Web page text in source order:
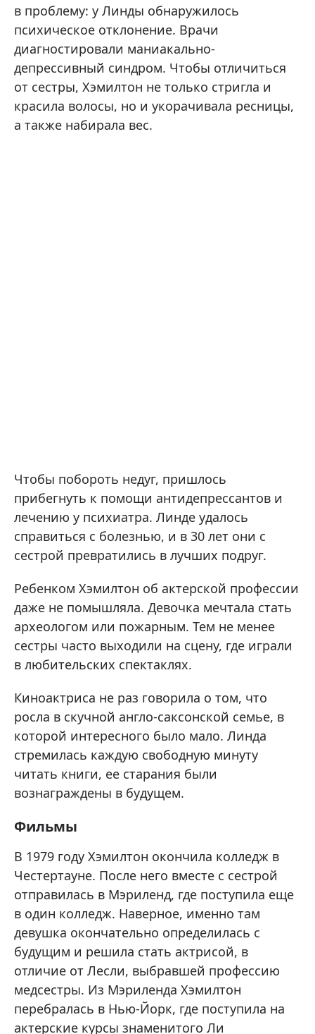
в проблему: у Линды обнаружилось
психическое отклонение. Врачи
диагностировали маниакально-
депрессивный синдром. Чтобы отличиться
от сестры, Хэмилтон не только стригла и
красила волосы, но и укорачивала ресницы,
а также набирала вес.
Чтобы побороть недуг, пришлось
прибегнуть к помощи антидепрессантов и
лечению у психиатра. Линде удалось
справиться с болезнью, и в 30 лет они с
сестрой превратились в лучших подруг.
Ребенком Хэмилтон об актерской профессии
даже не помышляла. Девочка мечтала стать
археологом или пожарным. Тем не менее
сестры часто выходили на сцену, где играли
в любительских спектаклях.
Киноактриса не раз говорила о том, что
росла в скучной англо-саксонской семье, в
которой интересного было мало. Линда
стремилась каждую свободную минуту
читать книги, ее старания были
вознаграждены в будущем.
Фильмы
В 1979 году Хэмилтон окончила колледж в
Честертауне. После него вместе с сестрой
отправилась в Мэриленд, где поступила еще
в один колледж. Наверное, именно там
девушка окончательно определилась с
будущим и решила стать актрисой, в
отличие от Лесли, выбравшей профессию
медсестры. Из Мэриленда Хэмилтон
перебралась в Нью-Йорк, где поступила на
актерские курсы знаменитого Ли